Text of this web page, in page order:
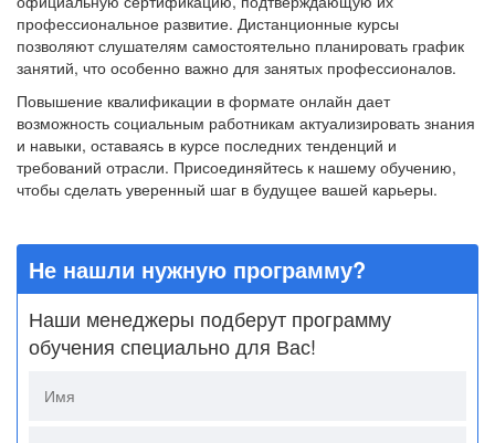
профессиональное развитие. Дистанционные курсы
позволяют слушателям самостоятельно планировать график
занятий, что особенно важно для занятых профессионалов.
Повышение квалификации в формате онлайн дает
возможность социальным работникам актуализировать знания
и навыки, оставаясь в курсе последних тенденций и
требований отрасли. Присоединяйтесь к нашему обучению,
чтобы сделать уверенный шаг в будущее вашей карьеры.
Не нашли нужную программу?
Наши менеджеры подберут программу
обучения специально для Вас!